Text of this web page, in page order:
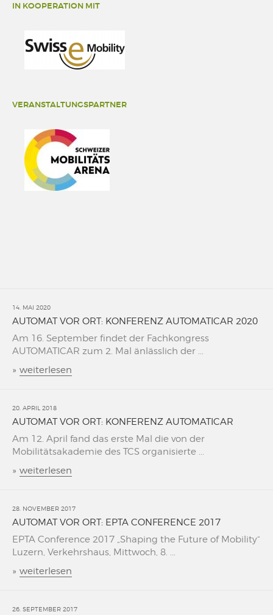
IN KOOPERATION MIT
VERANSTALTUNGSPARTNER
14. MAI 2020
AUTOMAT VOR ORT: KONFERENZ AUTOMATICAR 2020
Am 16. September findet der Fachkongress
AUTOMATICAR zum 2. Mal änlässlich der ...
» weiterlesen
20. APRIL 2018
AUTOMAT VOR ORT: KONFERENZ AUTOMATICAR
Am 12. April fand das erste Mal die von der
Mobilitätsakademie des TCS organisierte ...
» weiterlesen
28. NOVEMBER 2017
AUTOMAT VOR ORT: EPTA CONFERENCE 2017
EPTA Conference 2017 „Shaping the Future of Mobility“
Luzern, Verkehrshaus, Mittwoch, 8. ...
» weiterlesen
26. SEPTEMBER 2017